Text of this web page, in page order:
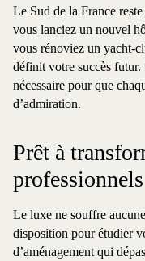
Le Sud de la France
vous lanciez un nouvel
vous rénoviez un yacht-
définit votre succès futur.
nécessaire pour que
d’admiration.
Prêt à
Le luxe ne souffre
disposition pour étudier
d’aménagement qui